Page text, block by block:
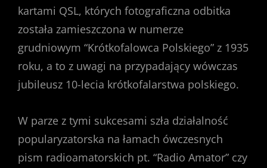
kartami QSL, których fotograficzna odbitka
została zamieszczona w numerze
grudniowym “Krótkofalowca Polskiego” z 1935
roku, a to z uwagi na przypadający wówczas
jubileusz 10-lecia krótkofalarstwa polskiego.
W parze z tymi sukcesami szła działalność
popularyzatorska na łamach ówczesnych
pism radioamatorskich pt. “Radio Amator” czy